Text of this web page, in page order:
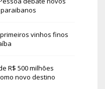
vinhos finos
R$ 500 milhões
novo destino